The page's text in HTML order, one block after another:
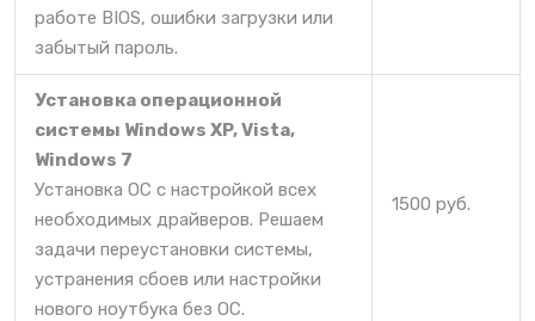
работе BIOS, ошибки загрузки или
забытый пароль.
Установка операционной
системы Windows XP, Vista,
Windows 7
Установка ОС с настройкой всех
необходимых драйверов. Решаем
задачи переустановки системы,
устранения сбоев или настройки
нового ноутбука без ОС.
1500 руб.